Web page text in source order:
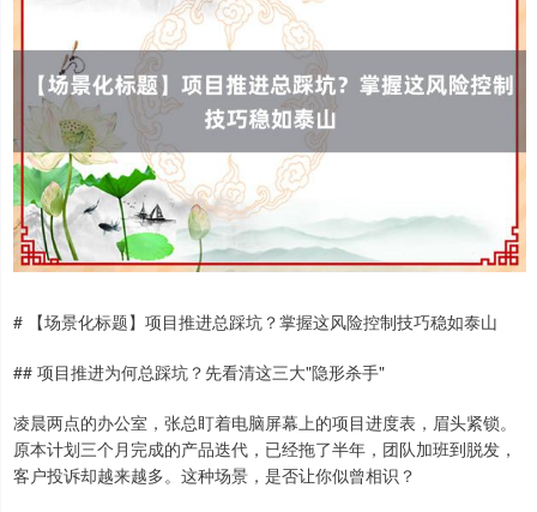
# 【场景化标题】项目推进总踩坑？掌握这风险控制技巧稳如泰山
## 项目推进为何总踩坑？先看清这三大"隐形杀手"
凌晨两点的办公室，张总盯着电脑屏幕上的项目进度表，眉头紧锁。
原本计划三个月完成的产品迭代，已经拖了半年，团队加班到脱发，
客户投诉却越来越多。这种场景，是否让你似曾相识？